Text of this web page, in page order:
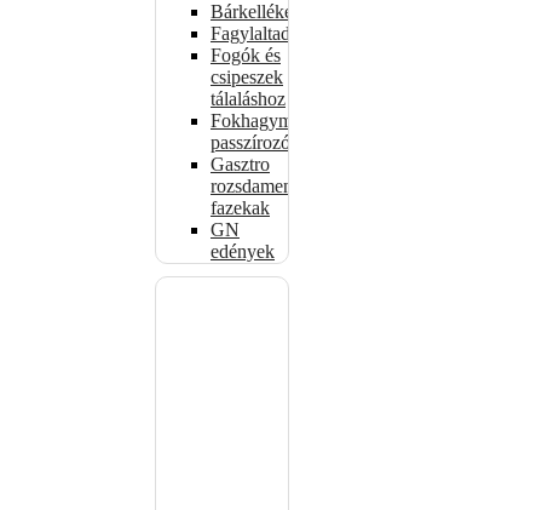
Bárkellékek
Fagylaltadagolók
Fogók és
csipeszek
tálaláshoz
Fokhagymaprések,
passzírozók
Gasztro
rozsdamentes
fazekak
GN
edények